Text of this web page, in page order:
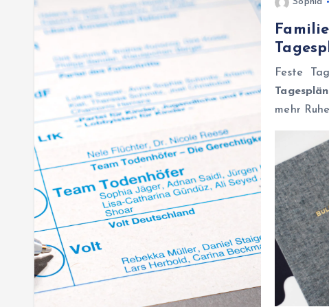
Feste
mehr